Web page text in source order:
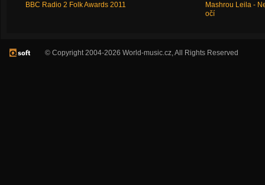
BBC Radio 2 Folk Awards 2011
Mashrou Leila -
očí
© Copyright 2004-2026 World-music.cz, All Rights Reserved